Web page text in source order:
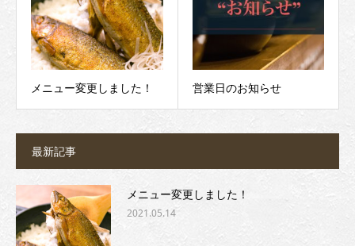
メニュー変更しました！ 営業日のお知らせ
最新記事
メニュー変更しました！
2021.05.14